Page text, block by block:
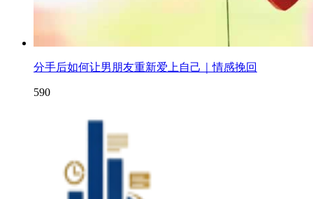
分手后如何让男朋友重新爱上自己｜情感挽回
590